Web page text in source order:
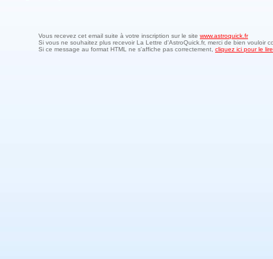
Vous recevez cet email suite à votre inscription sur le site www.astroquick.fr
Si vous ne souhaitez plus recevoir La Lettre d'AstroQuick.fr, merci de bien vouloir
Si ce message au format HTML ne s'affiche pas correctement, cliquez ici pour le